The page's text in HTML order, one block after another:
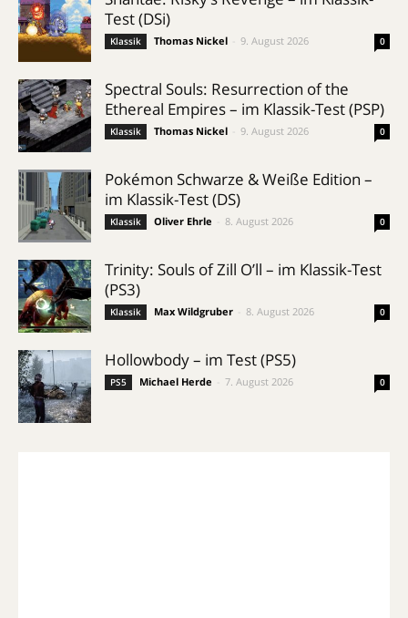
Test (DSi)
Klassik Thomas Nickel 9. August 2026 0
Spectral Souls: Resurrection of the
Ethereal Empires – im Klassik-Test (PSP)
Klassik Thomas Nickel 9. August 2026 0
Pokémon Schwarze & Weiße Edition –
im Klassik-Test (DS)
Klassik Oliver Ehrle 8. August 2026 0
Trinity: Souls of Zill O’ll – im Klassik-Test
(PS3)
Klassik Max Wildgruber 8. August 2026 0
Hollowbody – im Test (PS5)
PS5 Michael Herde 7. August 2026 0